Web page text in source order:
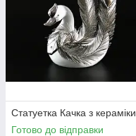
Статуетка Качка з кераміки
Готово до відправки